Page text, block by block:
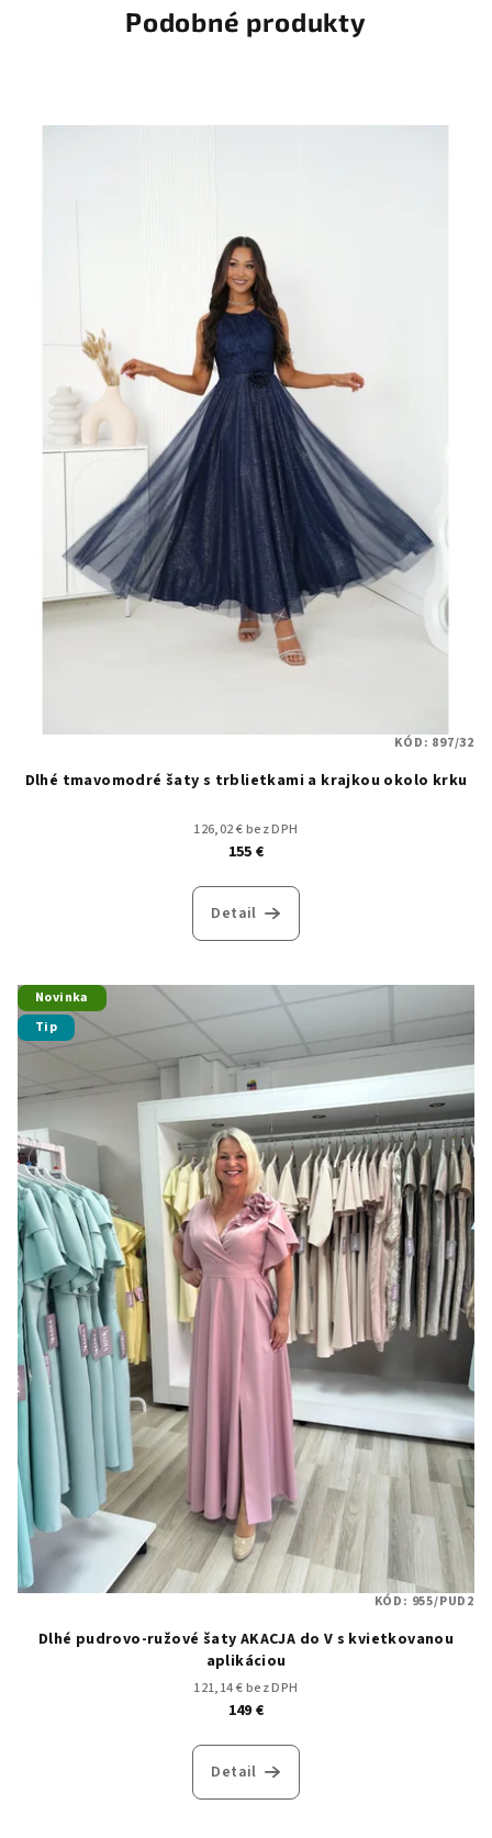
Podobné produkty
Dlhé tmavomodré šaty s trblietkami a krajkou okolo krku
126,02 € bez DPH
155 €
Detail
KÓD: 897/32
Novinka
Tip
Dlhé pudrovo-ružové šaty AKACJA do V s kvietkovanou
aplikáciou
121,14 € bez DPH
149 €
Detail
KÓD: 955/PUD2